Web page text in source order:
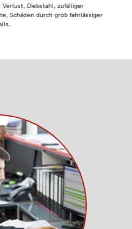
Verlust, Diebstahl, zufälliger
Schäden durch grob fahrlässiger